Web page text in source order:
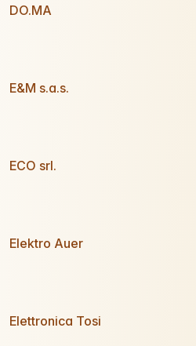
DO.MA
E&M s.a.s.
ECO srl.
Elektro Auer
Elettronica Tosi